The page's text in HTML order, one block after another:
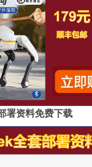
署资料免费下载